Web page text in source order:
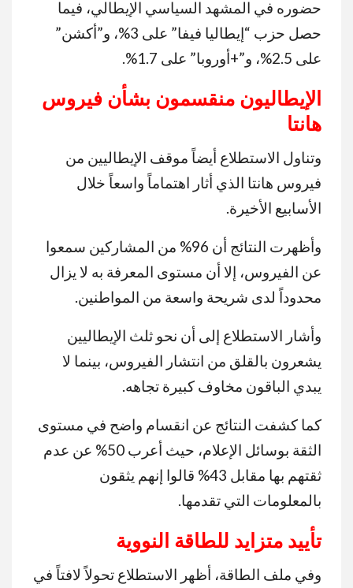
حضوره في المشهد السياسي الإيطالي، فيما
حصل حزب “إيطاليا فيفا” على 3%، و”أكشن”
على 2.5%، و”+أوروبا” على 1.7%.
الإيطاليون منقسمون بشأن فيروس
هانتا
وتناول الاستطلاع أيضاً موقف الإيطاليين من
فيروس هانتا الذي أثار اهتماماً واسعاً خلال
الأسابيع الأخيرة.
وأظهرت النتائج أن 96% من المشاركين سمعوا
عن الفيروس، إلا أن مستوى المعرفة به لا يزال
محدوداً لدى شريحة واسعة من المواطنين.
وأشار الاستطلاع إلى أن نحو ثلث الإيطاليين
يشعرون بالقلق من انتشار الفيروس، بينما لا
يبدي الباقون مخاوف كبيرة تجاهه.
كما كشفت النتائج عن انقسام واضح في مستوى
الثقة بوسائل الإعلام، حيث أعرب 50% عن عدم
ثقتهم بها مقابل 43% قالوا إنهم يثقون
بالمعلومات التي تقدمها.
تأييد متزايد للطاقة النووية
وفي ملف الطاقة، أظهر الاستطلاع تحولاً لافتاً في